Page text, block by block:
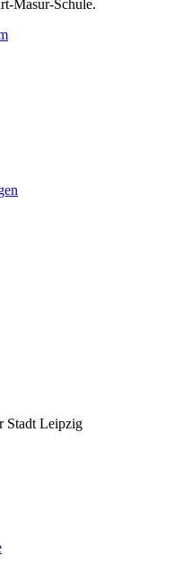
Masur-Schule.
Stadt Leipzig